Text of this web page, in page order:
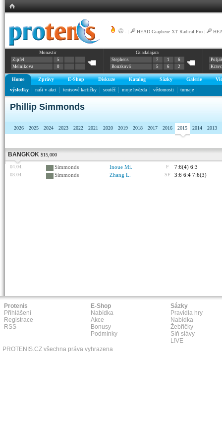
- HEAD Graphene XT Radical Pro
Monastir
Zipfel
5
Melnikova
0
Guadalajara
Stephens
7 1
6
Bouzková
5 6 2
Home Zprávy E-Shop Diskuze Katalog Sázky Galerie
výsledky
naši v akci tenisové kartičky soutěž moje hvězda vědomosti turnaje
Phillip Simmonds
2026 2025 2024 2023 2022 2021 2020 2019 2018 2017 2016 2015 2014 2013
BANGKOK $15,000
04.04. Simmonds Inoue Mi. F 7:6(4) 6:3
03.04. Simmonds Zhang L. SF 3:6 6:4 7:6(3)
Protenis
Přihlášení
Registrace
RSS
E-Shop
Nabídka
Akce
Bonusy
Podmínky
Sázky
Pravidla hry
Nabídka
Žebříčky
Síň slávy
L!VE
PROTENIS.CZ všechna práva vyhrazena